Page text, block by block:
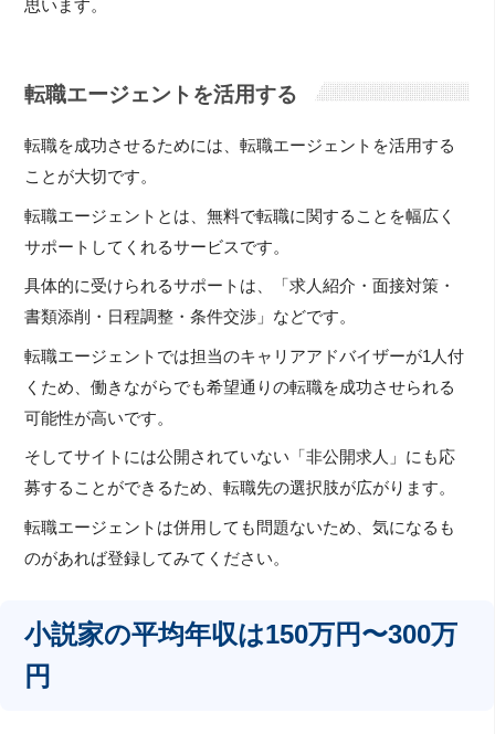
思います。
転職エージェントを活用する
転職を成功させるためには、転職エージェントを活用する
ことが大切です。
転職エージェントとは、無料で転職に関することを幅広く
サポートしてくれるサービスです。
具体的に受けられるサポートは、「求人紹介・面接対策・
書類添削・日程調整・条件交渉」などです。
転職エージェントでは担当のキャリアアドバイザーが1人付
くため、働きながらでも希望通りの転職を成功させられる
可能性が高いです。
そしてサイトには公開されていない「非公開求人」にも応
募することができるため、転職先の選択肢が広がります。
転職エージェントは併用しても問題ないため、気になるも
のがあれば登録してみてください。
小説家の平均年収は150万円〜300万
円